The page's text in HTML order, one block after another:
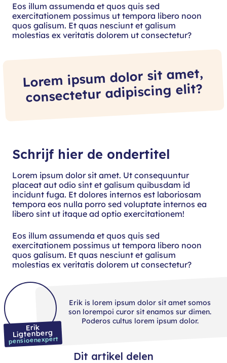
Eos illum assumenda et quos quis sed
exercitationem possimus ut tempora libero noon
quos galisum. Et quas nesciunt et galisum
molestias ex veritatis dolorem ut consectetur?
Lorem ipsum dolor sit amet,
consectetur adipiscing elit?
Schrijf hier de ondertitel
Lorem ipsum dolor sit amet. Ut consequuntur
placeat aut odio sint et galisum quibusdam id
incidunt fuga. Et dolores internos est laboriosam
tempora eos nulla porro sed voluptate internos ea
libero sint ut itaque ad optio exercitationem!
Eos illum assumenda et quos quis sed
exercitationem possimus ut tempora libero noon
quos galisum. Et quas nesciunt et galisum
molestias ex veritatis dolorem ut consectetur?
Erik
Ligtenberg
pensioenexpert
Erik is lorem ipsum dolor sit amet somos
son lorempoi curor sit enamos sur dimen.
Poderos cultus lorem ipsum dolor.
Dit artikel delen